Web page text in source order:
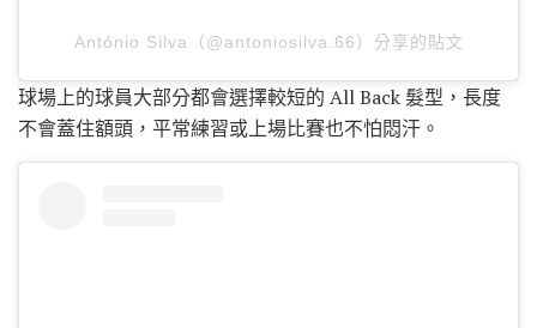
António Silva（@antoniosilva.66）分享的貼文
球場上的球員大部分都會選擇較短的 All Back 髮型，長度
不會蓋住額頭，平常練習或上場比賽也不怕悶汗。